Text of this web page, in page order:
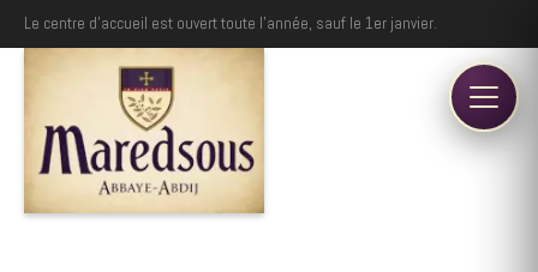
Le centre d'accueil est ouvert toute l'année, sauf le 1er janvier.